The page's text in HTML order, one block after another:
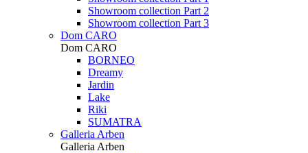
Showroom collection Part 2
Showroom collection Part 3
Dom CARO
Dom CARO
BORNEO
Dreamy
Jardin
Lake
Riki
SUMATRA
Galleria Arben
Galleria Arben